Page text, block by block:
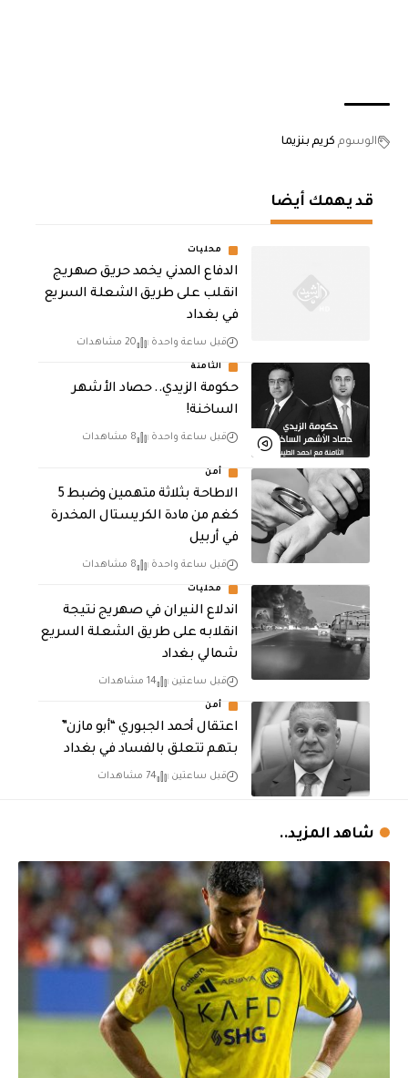
الوسوم كريم بنزيما
قد يهمك أيضا
محليات
الدفاع المدني يخمد حريق صهريج
انقلب على طريق الشعلة السريع
في بغداد
قبل ساعة واحدة 20 مشاهدات
الثامنة
حكومة الزيدي.. حصاد الأشهر
الساخنة!
قبل ساعة واحدة 8 مشاهدات
أمن
الاطاحة بثلاثة متهمين وضبط 5
كغم من مادة الكريستال المخدرة ​
في أربيل
قبل ساعة واحدة 8 مشاهدات
محليات
اندلاع النيران في صهريج نتيجة
انقلابه على طريق الشعلة السريع
شمالي بغداد
قبل ساعتين 14 مشاهدات
أمن
اعتقال أحمد الجبوري “أبو مازن”
بتهم تتعلق بالفساد في بغداد
قبل ساعتين 74 مشاهدات
شاهد المزيد..